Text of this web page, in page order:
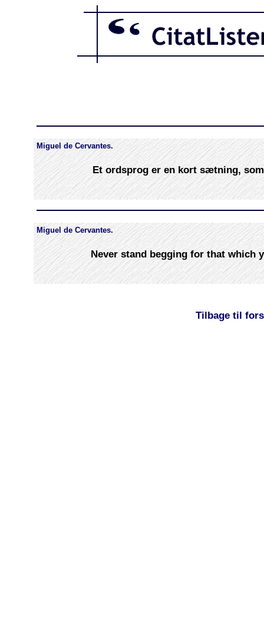
Miguel de Cervantes.
Et ordsprog er en kort sætning,
Miguel de Cervantes.
Never stand begging for that which
Tilbage til